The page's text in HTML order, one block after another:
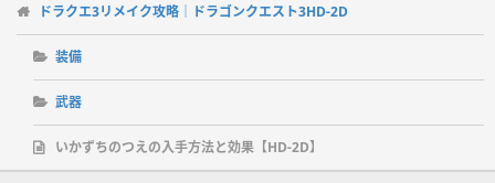
ドラクエ3リメイク攻略｜ドラゴンクエスト3HD-2D
装備
武器
いかずちのつえの入手方法と効果【HD-2D】